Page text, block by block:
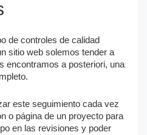
de controles de calidad
sitio web solemos tender a
encontramos a posteriori, una
este seguimiento cada vez
o página de un proyecto para
en las revisiones y poder